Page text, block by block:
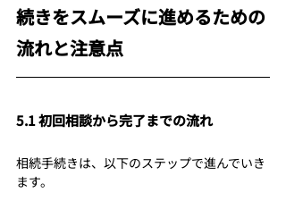
続きをスムーズに進めるための
流れと注意点
5.1 初回相談から完了までの流れ
相続手続きは、以下のステップで進んでいき
ます。